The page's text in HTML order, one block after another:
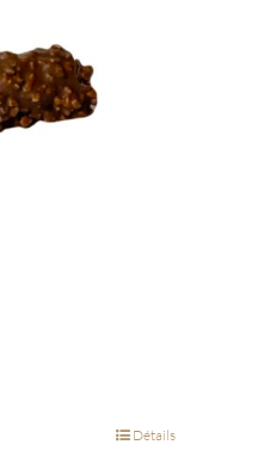
Détails